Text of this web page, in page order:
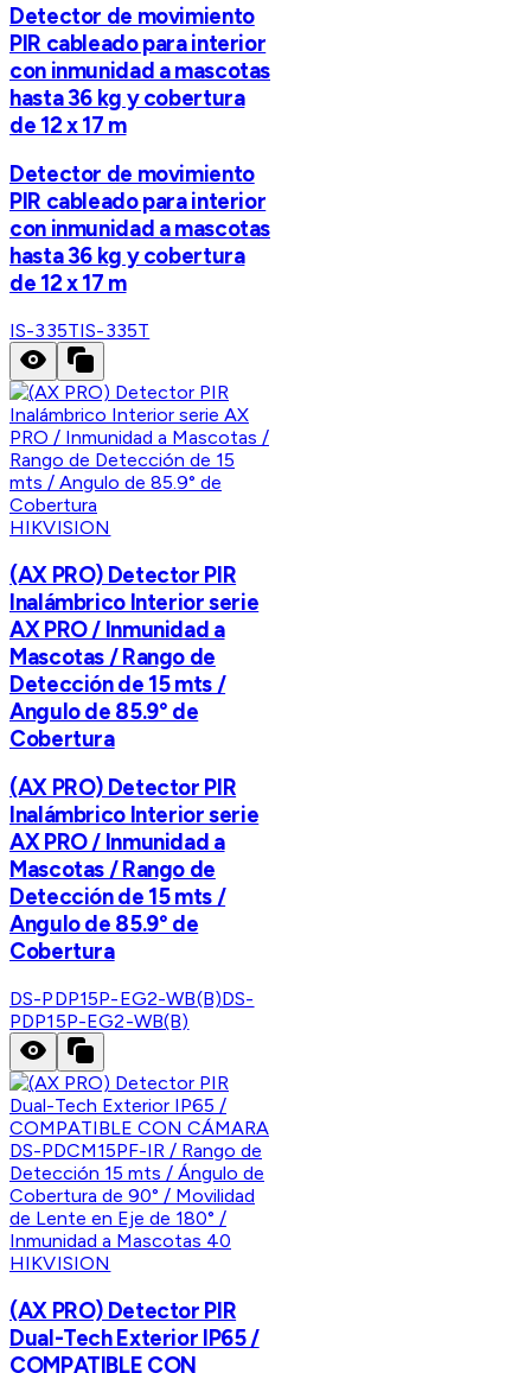
Detector de movimiento
PIR cableado para interior
con inmunidad a mascotas
hasta 36 kg y cobertura
de 12 x 17 m
Detector de movimiento
PIR cableado para interior
con inmunidad a mascotas
hasta 36 kg y cobertura
de 12 x 17 m
IS-335TIS-335T
HIKVISION
(AX PRO) Detector PIR
Inalámbrico Interior serie
AX PRO / Inmunidad a
Mascotas / Rango de
Detección de 15 mts /
Angulo de 85.9° de
Cobertura
(AX PRO) Detector PIR
Inalámbrico Interior serie
AX PRO / Inmunidad a
Mascotas / Rango de
Detección de 15 mts /
Angulo de 85.9° de
Cobertura
DS-PDP15P-EG2-WB(B)DS-
PDP15P-EG2-WB(B)
HIKVISION
(AX PRO) Detector PIR
Dual-Tech Exterior IP65 /
COMPATIBLE CON